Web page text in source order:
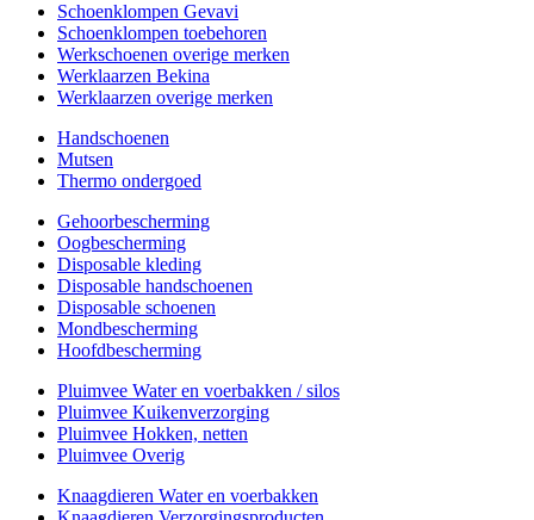
Schoenklompen Gevavi
Schoenklompen toebehoren
Werkschoenen overige merken
Werklaarzen Bekina
Werklaarzen overige merken
Handschoenen
Mutsen
Thermo ondergoed
Gehoorbescherming
Oogbescherming
Disposable kleding
Disposable handschoenen
Disposable schoenen
Mondbescherming
Hoofdbescherming
Pluimvee Water en voerbakken / silos
Pluimvee Kuikenverzorging
Pluimvee Hokken, netten
Pluimvee Overig
Knaagdieren Water en voerbakken